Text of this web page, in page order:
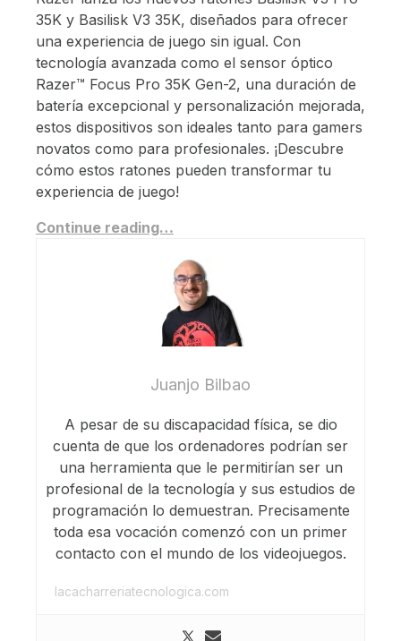
35K y Basilisk V3 35K, diseñados para ofrecer
una experiencia de juego sin igual. Con
tecnología avanzada como el sensor óptico
Razer™ Focus Pro 35K Gen-2, una duración de
batería excepcional y personalización mejorada,
estos dispositivos son ideales tanto para gamers
novatos como para profesionales. ¡Descubre
cómo estos ratones pueden transformar tu
experiencia de juego!
Continue reading…
Juanjo Bilbao
A pesar de su discapacidad física, se dio
cuenta de que los ordenadores podrían ser
una herramienta que le permitirían ser un
profesional de la tecnología y sus estudios de
programación lo demuestran. Precisamente
toda esa vocación comenzó con un primer
contacto con el mundo de los videojuegos.
lacacharreriatecnologica.com